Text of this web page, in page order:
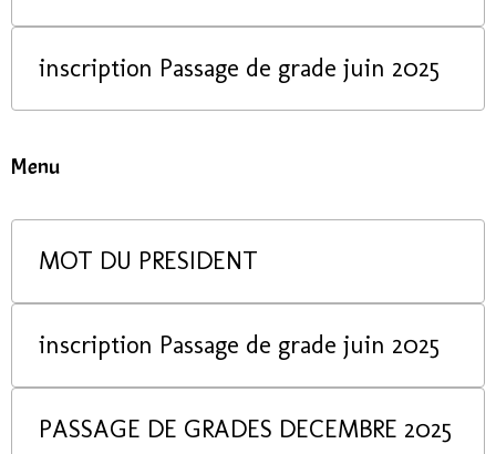
inscription Passage de grade juin 2025
Menu
MOT DU PRESIDENT
inscription Passage de grade juin 2025
PASSAGE DE GRADES DECEMBRE 2025